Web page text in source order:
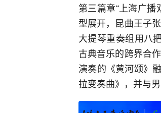
第三篇章“上海广播
型展开，昆曲王子
大提琴重奏组用八
古典音乐的跨界合
演奏的《黄河颂》
拉变奏曲》，并与